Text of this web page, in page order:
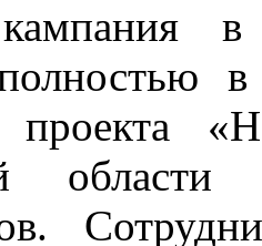
проекта